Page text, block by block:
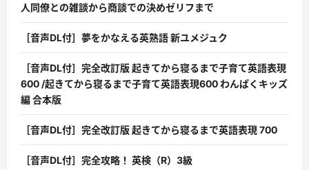
人同僚との雑談から商談での決めゼリフまで
［音声DL付］夢をかなえる英熟語 新ユメジュク
［音声DL付］完全改訂版 起きてから寝るまで子育て英語表現
600 /起きてから寝るまで子育て英語表現600 わんぱくキッズ
編 合本版
［音声DL付］完全改訂版 起きてから寝るまで英語表現 700
［音声DL付］完全攻略！ 英検（R）3級